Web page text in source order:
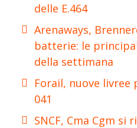
delle E.464
Arenaways,
batterie: le
della settimana
Forail, nuove livree
041
SNCF, Cma Cgm